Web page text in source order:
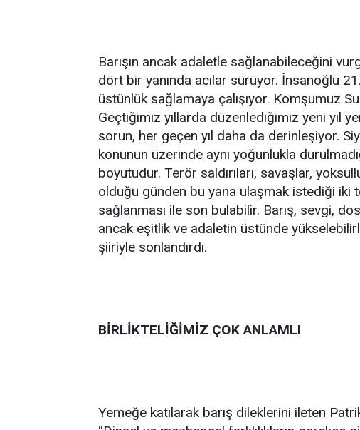
Barışın ancak adaletle sağlanabileceğini
dört bir yanında acılar sürüyor. İnsanoğlu
üstünlük sağlamaya çalışıyor. Komşumuz
Geçtiğimiz yıllarda düzenlediğimiz yeni yıl
sorun, her geçen yıl daha da derinleşiyor.
konunun üzerinde aynı yoğunlukla
boyutudur. Terör saldırıları, savaşlar,
olduğu günden bu yana ulaşmak istediği iki
sağlanması ile son bulabilir. Barış, sevgi,
ancak eşitlik ve adaletin üstünde
şiiriyle sonlandırdı.
BİRLİKTELİĞİMİZ ÇOK ANLAMLI
Yemeğe katılarak barış dileklerini ileten